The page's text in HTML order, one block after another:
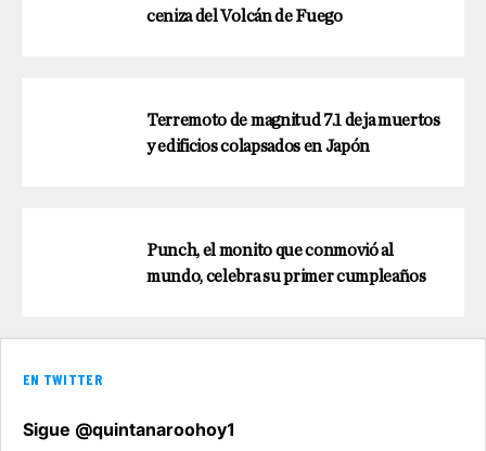
ceniza del Volcán de Fuego
Terremoto de magnitud 7.1 deja muertos
y edificios colapsados en Japón
Punch, el monito que conmovió al
mundo, celebra su primer cumpleaños
EN TWITTER
Sigue @quintanaroohoy1